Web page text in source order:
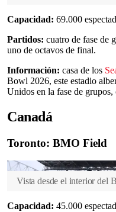
Capacidad: 69.000
Partidos: cuatro de fase de
uno de octavos de final.
Información: casa de los
Bowl 2026, este estadio
Unidos en la fase de
Canadá
Toronto: BMO Field
Vista desde el interior del
Capacidad: 45.000